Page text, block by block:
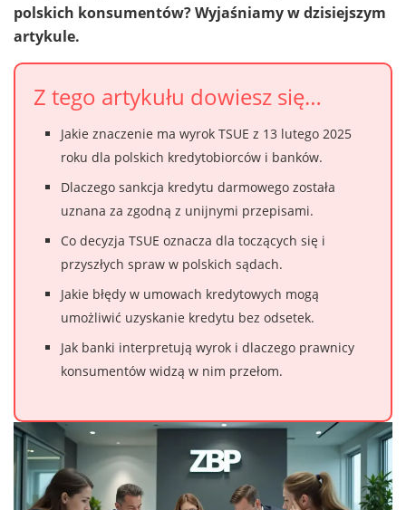
polskich konsumentów? Wyjaśniamy w dzisiejszym
artykule.
Z tego artykułu dowiesz się…
Jakie znaczenie ma wyrok TSUE z 13 lutego 2025
roku dla polskich kredytobiorców i banków.
Dlaczego sankcja kredytu darmowego została
uznana za zgodną z unijnymi przepisami.
Co decyzja TSUE oznacza dla toczących się i
przyszłych spraw w polskich sądach.
Jakie błędy w umowach kredytowych mogą
umożliwić uzyskanie kredytu bez odsetek.
Jak banki interpretują wyrok i dlaczego prawnicy
konsumentów widzą w nim przełom.